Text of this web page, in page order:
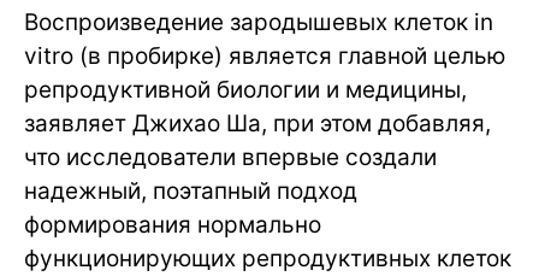
Воспроизведение зародышевых клеток in
vitro (в пробирке) является главной целью
репродуктивной биологии и медицины,
заявляет Джихао Ша, при этом добавляя,
что исследователи впервые создали
надежный, поэтапный подход
формирования нормально
функционирующих репродуктивных клеток